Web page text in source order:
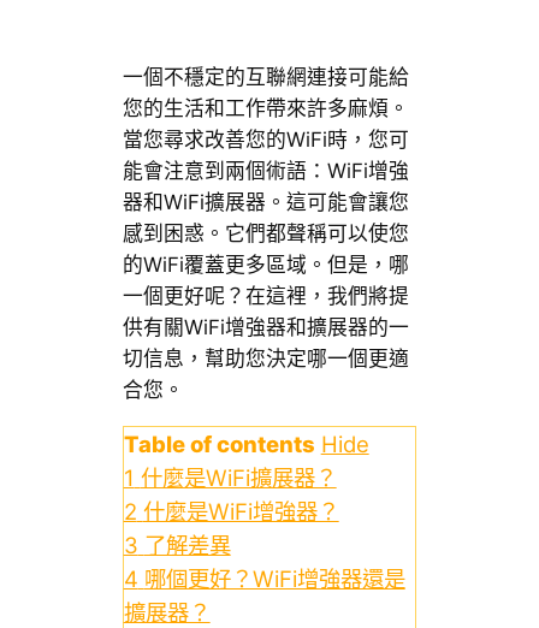
一個不穩定的互聯網連接可能給
您的生活和工作帶來許多麻煩。
當您尋求改善您的WiFi時，您可
能會注意到兩個術語：WiFi增強
器和WiFi擴展器。這可能會讓您
感到困惑。它們都聲稱可以使您
的WiFi覆蓋更多區域。但是，哪
一個更好呢？在這裡，我們將提
供有關WiFi增強器和擴展器的一
切信息，幫助您決定哪一個更適
合您。
Table of contents Hide
1 什麼是WiFi擴展器？
2 什麼是WiFi增強器？
3 了解差異
4 哪個更好？WiFi增強器還是
擴展器？